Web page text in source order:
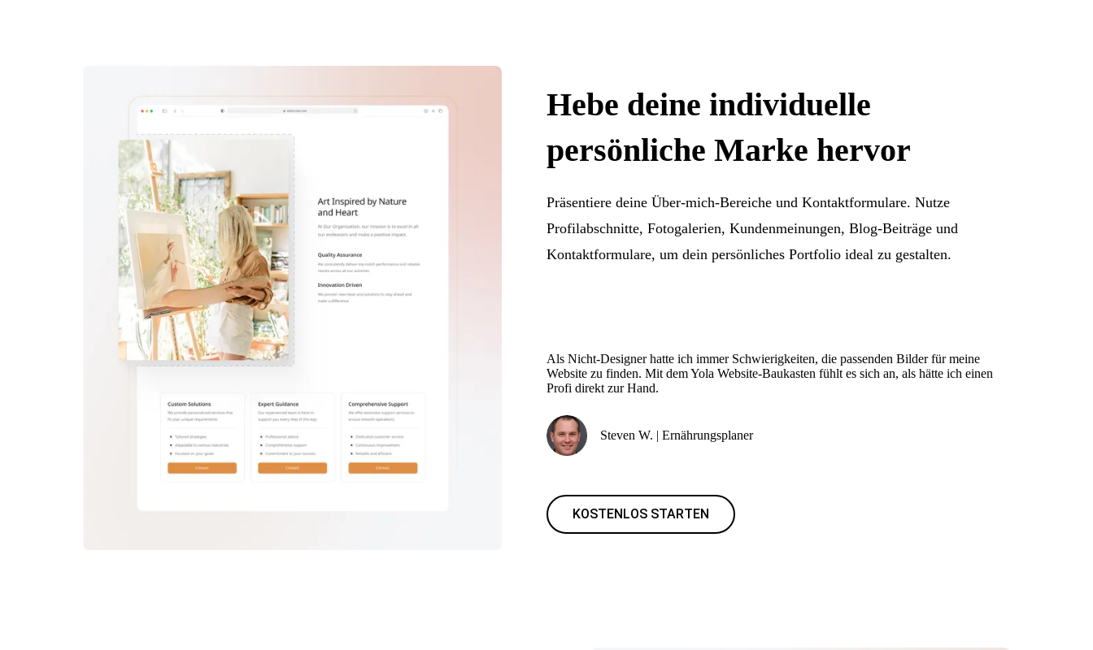
Hebe deine individuelle
persönliche Marke hervor
Präsentiere deine Über-mich-Bereiche und Kontaktformulare. Nutze
Profilabschnitte, Fotogalerien, Kundenmeinungen, Blog-Beiträge und
Kontaktformulare, um dein persönliches Portfolio ideal zu gestalten.
Als Nicht-Designer hatte ich immer Schwierigkeiten, die passenden Bilder für meine
Website zu finden. Mit dem Yola Website-Baukasten fühlt es sich an, als hätte ich einen
Profi direkt zur Hand.
Steven W. | Ernährungsplaner
KOSTENLOS STARTEN